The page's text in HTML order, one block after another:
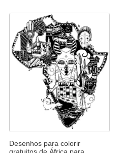
Desenhos para colorir